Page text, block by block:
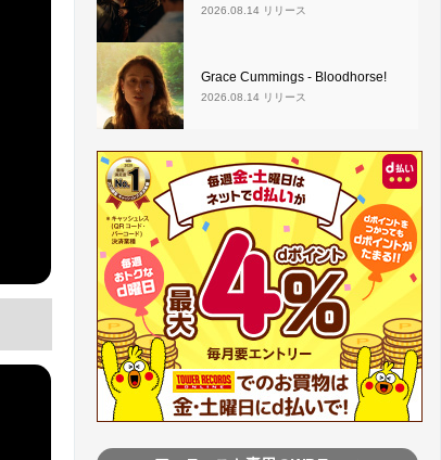
2026.08.14 リリース
Grace Cummings - Bloodhorse!
2026.08.14 リリース